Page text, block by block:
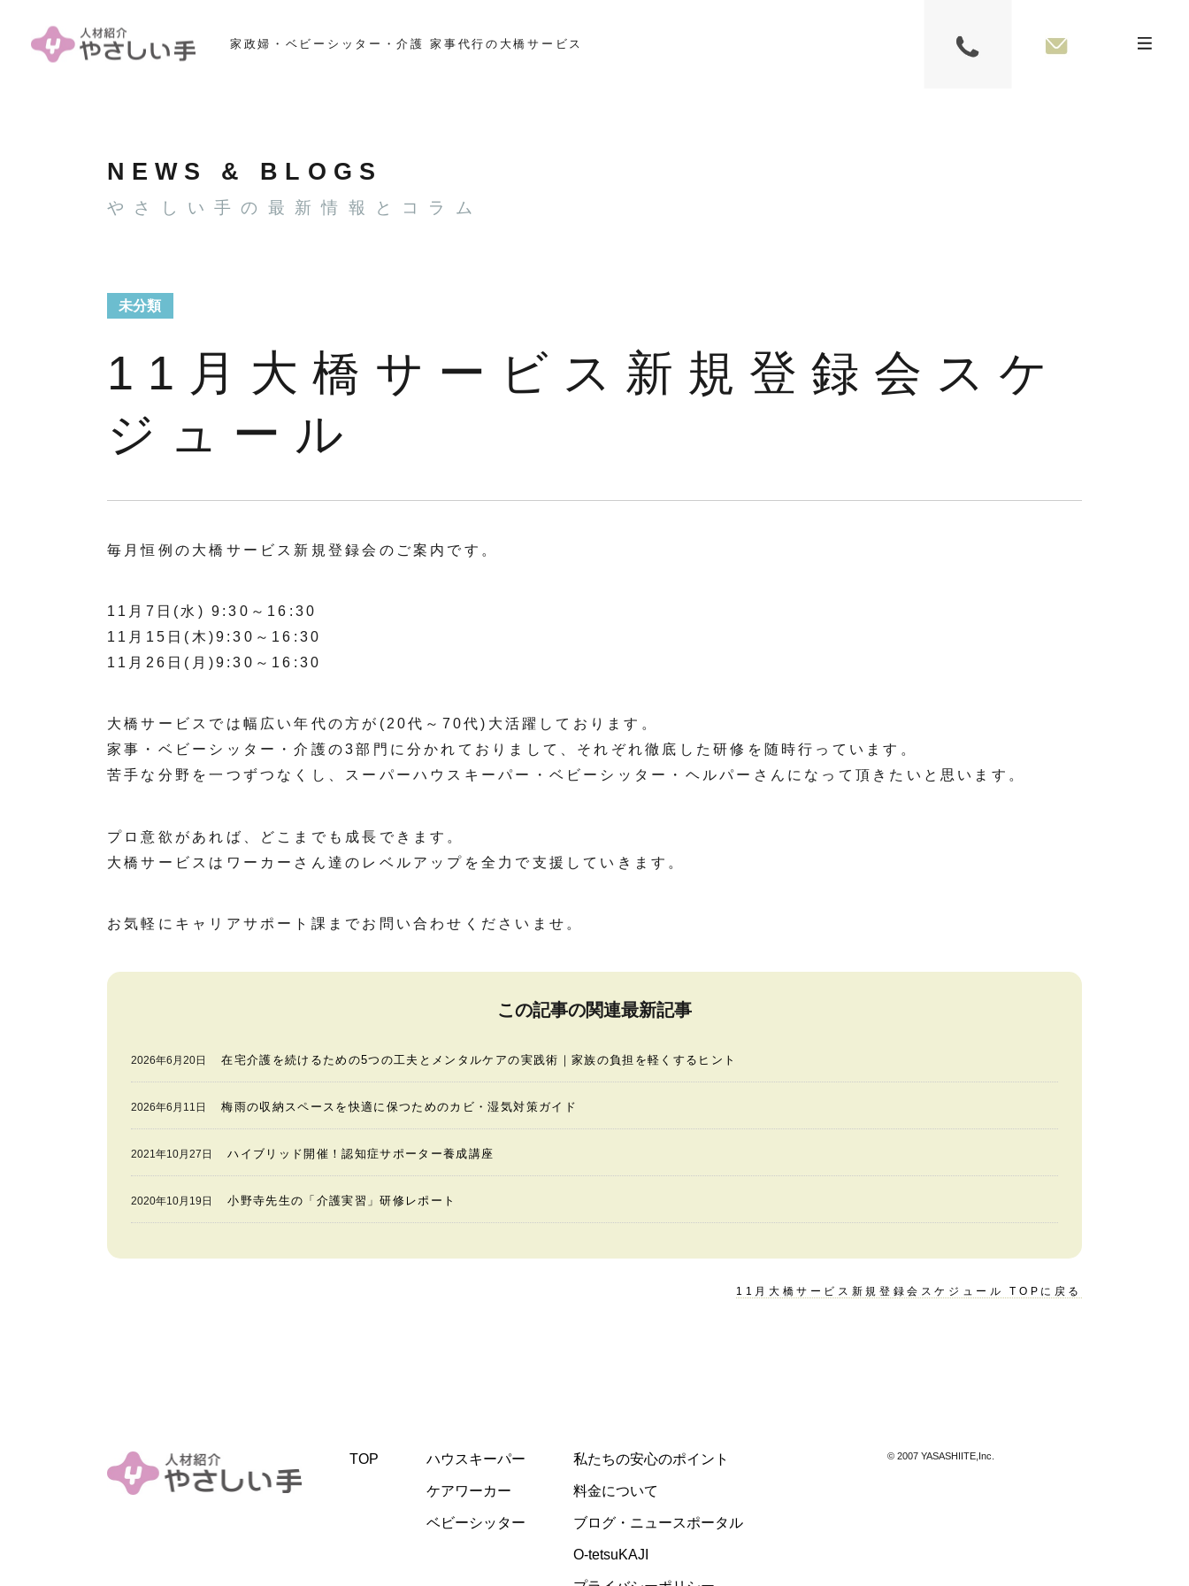
家政婦・ベビーシッター・介護 家事代行の大橋サービス
NEWS & BLOGS
やさしい手の最新情報とコラム
未分類
11月大橋サービス新規登録会スケ
ジュール
毎月恒例の大橋サービス新規登録会のご案内です。
11月7日(水) 9:30～16:30
11月15日(木)9:30～16:30
11月26日(月)9:30～16:30
大橋サービスでは幅広い年代の方が(20代～70代)大活躍しております。
家事・ベビーシッター・介護の3部門に分かれておりまして、それぞれ徹底した研修を随時行っています。
苦手な分野を一つずつなくし、スーパーハウスキーパー・ベビーシッター・ヘルパーさんになって頂きたいと思います。
プロ意欲があれば、どこまでも成長できます。
大橋サービスはワーカーさん達のレベルアップを全力で支援していきます。
お気軽にキャリアサポート課までお問い合わせくださいませ。
この記事の関連最新記事
2026年6月20日 在宅介護を続けるための5つの工夫とメンタルケアの実践術｜家族の負担を軽くするヒント
2026年6月11日 梅雨の収納スペースを快適に保つためのカビ・湿気対策ガイド
2021年10月27日 ハイブリッド開催！認知症サポーター養成講座
2020年10月19日 小野寺先生の「介護実習」研修レポート
11月大橋サービス新規登録会スケジュール TOPに戻る
TOP
ハウスキーパー
ケアワーカー
ベビーシッター
私たちの安心のポイント
料金について
ブログ・ニュースポータル
O-tetsuKAJI
© 2007 YASASHIITE,Inc.